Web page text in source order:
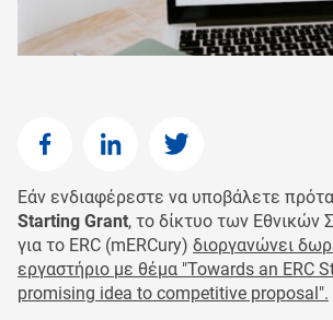
Εάν ενδιαφέρεστε να υποβάλετε
Starting Grant, το δίκτυο των Εθνικών
για το ERC (mERCury) διοργανώνει
εργαστήριο με θέμα "Towards an ERC
promising idea to competitive proposal".